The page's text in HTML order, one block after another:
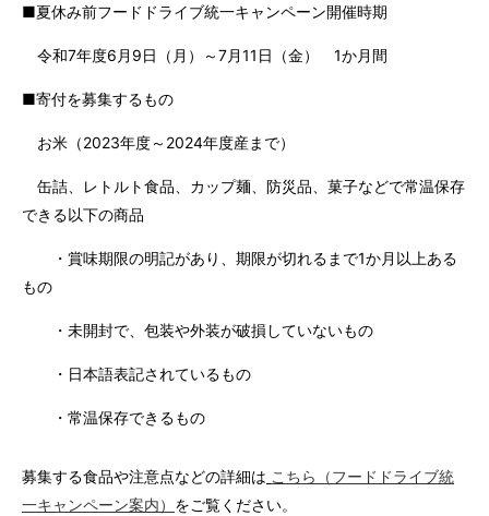
■夏休み前フードドライブ統一キャンペーン開催時期
令和7年度6月9日（月）～7月11日（金） 1か月間
■寄付を募集するもの
お米（2023年度～2024年度産まで）
缶詰、レトルト食品、カップ麺、防災品、菓子などで常温保存
できる以下の商品
・賞味期限の明記があり、期限が切れるまで1か月以上ある
もの
・未開封で、包装や外装が破損していないもの
・日本語表記されているもの
・常温保存できるもの
募集する食品や注意点などの詳細は こちら（フードドライブ統
一キャンペーン案内） をご覧ください。